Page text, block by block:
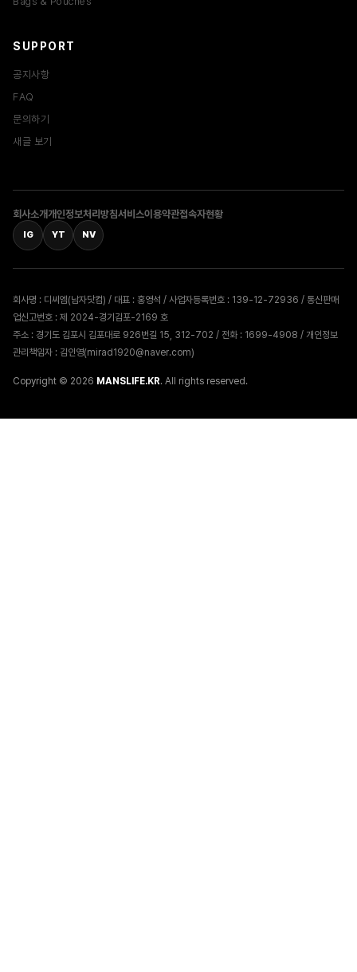
SUPPORT
공지사항
FAQ
문의하기
새글 보기
회사소개개인정보처리방침서비스이용약관접속자현황
IG YT NV
회사명 : 디씨엠(남자닷컴) / 대표 : 홍영석 / 사업자등록번호 : 139-12-72936 / 통신판매
업신고번호 : 제 2024-경기김포-2169 호
주소 : 경기도 김포시 김포대로 926번길 15, 312-702 / 전화 : 1699-4908 / 개인정보
관리책임자 : 김인영(mirad1920@naver.com)
Copyright © 2026 MANSLIFE.KR. All rights reserved.